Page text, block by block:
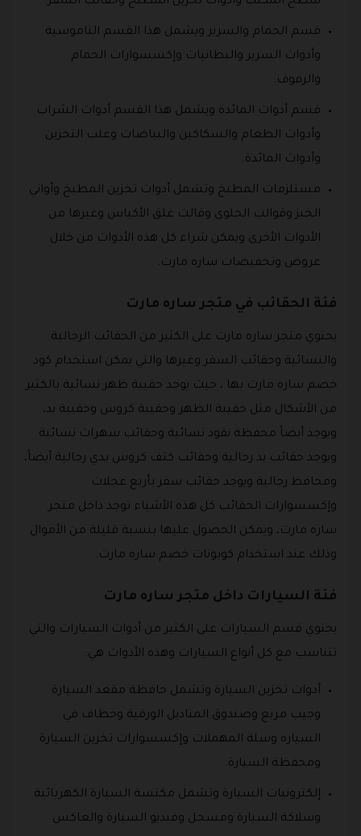
قسم الحمام والسرير ويشمل هذا القسم الناموسية
وأدوات السرير والبطانيات وإكسسوارات الحمام
والرفوف.
قسم أدوات المائدة ويشمل هذا القسم أدوات الشراب
وأدوات الطعام والسكاكين والبياضات وعلب التخزين
وأدوات المائدة.
مستلزمات المطبخ وتشمل أدوات تخزين المطبخ وأواني
الخبز وقوالب الحلوى وقالت غلق الأكياس وغيرها من
الأدوات الأخرى ويمكن شراء كل هذه الأدوات من خلال
عروض وتخفيضات ساره مارت.
فئة الحقائب في متجر ساره مارت
يحتوي متجر ساره مارت على الكثير من الحقائب الرجالية
والنسائية وحقائب السفر وغيرها والتي يمكن استخدام كود
خصم ساره مارت بها ، حيث يوجد حقيبة ظهر نسائية بالكثير
من الأشكال مثل حقيبة الظهر وحقيبة كروس وحقيبة يد،
ويوجد أيضاً محفظة نقود نسائية وحقائب سهرات نسائية
ويوجد حقائب يد رجالية وحقائب كتف كروس بدي رجالية أيضاً،
ومحافظ رجالية ويوجد حقائب سفر بأربع عجلات
وإكسسوارات الحقائب كل هذه الأشياء توجد داخل متجر
ساره مارت، ويمكن الحصول عليها بنسبة قليلة من الأموال
وذلك عند استخدام كوبونات خصم ساره مارت.
فئة السيارات داخل متجر ساره مارت
يحتوي قسم السيارات على الكثير من أدوات السيارات والتي
تتناسب مع كل أنواع السيارات وهذه الأدوات هي:
أدوات تخزين السيارة وتشمل حافظة مقعد السيارة
وجيب مربع وصندوق المناديل الورقية وخطاف في
السياره وسلة المهملات وإكسسوارات تخزين السيارة
ومحفظة السيارة.
إلكترونيات السيارة وتشمل مكنسة السيارة الكهربائية
وسلاكة السيارة ومسجل وفيديو السيارة والعاكس